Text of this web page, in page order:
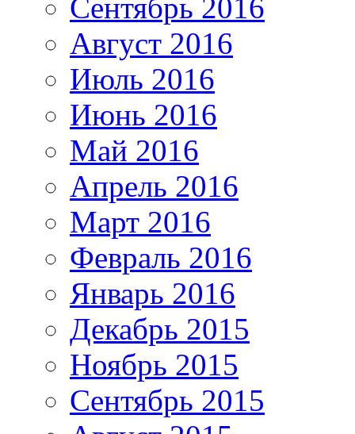
Сентябрь 2016
Август 2016
Июль 2016
Июнь 2016
Май 2016
Апрель 2016
Март 2016
Февраль 2016
Январь 2016
Декабрь 2015
Ноябрь 2015
Сентябрь 2015